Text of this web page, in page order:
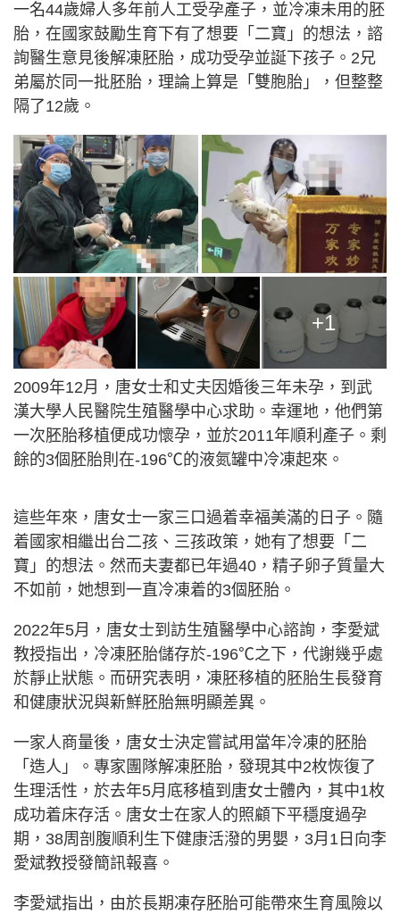
一名44歲婦人多年前人工受孕產子，並冷凍未用的胚
胎，在國家鼓勵生育下有了想要「二寶」的想法，諮
詢醫生意見後解凍胚胎，成功受孕並誕下孩子。2兄
弟屬於同一批胚胎，理論上算是「雙胞胎」，但整整
隔了12歲。
+1
2009年12月，唐女士和丈夫因婚後三年未孕，到武
漢大學人民醫院生殖醫學中心求助。幸運地，他們第
一次胚胎移植便成功懷孕，並於2011年順利產子。剩
餘的3個胚胎則在-196℃的液氮罐中冷凍起來。
這些年來，唐女士一家三口過着幸福美滿的日子。隨
着國家相繼出台二孩、三孩政策，她有了想要「二
寶」的想法。然而夫妻都已年過40，精子卵子質量大
不如前，她想到一直冷凍着的3個胚胎。
2022年5月，唐女士到訪生殖醫學中心諮詢，李愛斌
教授指出，冷凍胚胎儲存於-196℃之下，代謝幾乎處
於靜止狀態。而研究表明，凍胚移植的胚胎生長發育
和健康狀況與新鮮胚胎無明顯差異。
一家人商量後，唐女士決定嘗試用當年冷凍的胚胎
「造人」。專家團隊解凍胚胎，發現其中2枚恢復了
生理活性，於去年5月底移植到唐女士體內，其中1枚
成功着床存活。唐女士在家人的照顧下平穩度過孕
期，38周剖腹順利生下健康活潑的男嬰，3月1日向李
愛斌教授發簡訊報喜。
李愛斌指出，由於長期凍存胚胎可能帶來生育風險以